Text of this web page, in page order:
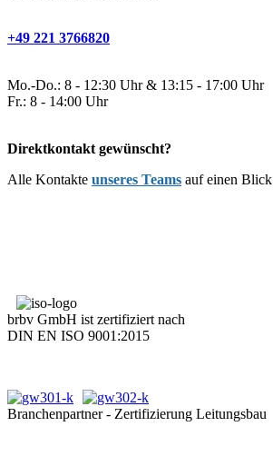
+49 221 3766820
Mo.-Do.: 8 - 12:30 Uhr & 13:15 - 17:00 Uhr
Fr.: 8 - 14:00 Uhr
Direktkontakt gewünscht?
Alle Kontakte unseres Teams auf einen Blick
brbv GmbH ist zertifiziert nach
DIN EN ISO 9001:2015
Branchenpartner - Zertifizierung Leitungsbau